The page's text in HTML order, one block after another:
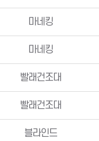
마네킹
마네킹
빨래건조대
빨래건조대
블라인드